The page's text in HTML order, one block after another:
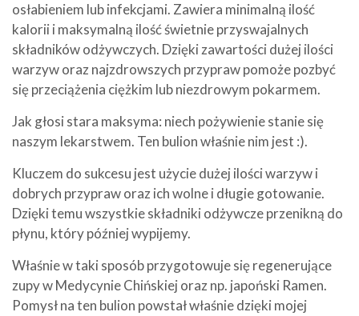
osłabieniem lub infekcjami. Zawiera minimalną ilość
kalorii i maksymalną ilość świetnie przyswajalnych
składników odżywczych. Dzięki zawartości dużej ilości
warzyw oraz najzdrowszych przypraw pomoże pozbyć
się przeciążenia ciężkim lub niezdrowym pokarmem.
Jak głosi stara maksyma: niech pożywienie stanie się
naszym lekarstwem. Ten bulion właśnie nim jest :).
Kluczem do sukcesu jest użycie dużej ilości warzyw i
dobrych przypraw oraz ich wolne i długie gotowanie.
Dzięki temu wszystkie składniki odżywcze przenikną do
płynu, który później wypijemy.
Właśnie w taki sposób przygotowuje się regenerujące
zupy w Medycynie Chińskiej oraz np. japoński Ramen.
Pomysł na ten bulion powstał właśnie dzięki mojej